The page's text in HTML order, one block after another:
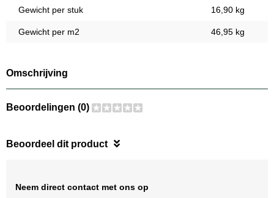
Gewicht per stuk 16,90 kg
Gewicht per m2 46,95 kg
Omschrijving
Beoordelingen (0)
Beoordeel dit product
Neem direct contact met ons op